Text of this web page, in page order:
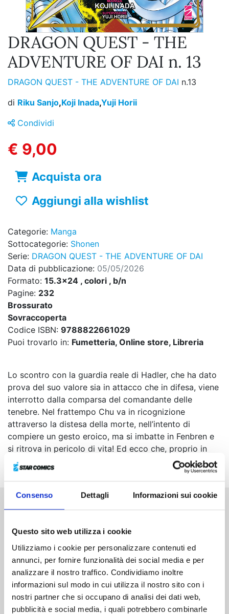
Consenso Dettagli Informazioni sui cookie
Questo sito web utilizza i cookie
Utilizziamo i cookie per personalizzare contenuti ed
annunci, per fornire funzionalità dei social media e per
analizzare il nostro traffico. Condividiamo inoltre
informazioni sul modo in cui utilizza il nostro sito con i
nostri partner che si occupano di analisi dei dati web,
pubblicità e social media, i quali potrebbero combinarle
DRAGON QUEST - THE
ADVENTURE OF DAI n. 13
DRAGON QUEST - THE ADVENTURE OF DAI n.13
di Riku Sanjo,Koji Inada,Yuji Horii
Condividi
€ 9,00
Acquista ora
Aggiungi alla wishlist
Categorie: Manga
Sottocategorie: Shonen
Serie: DRAGON QUEST - THE ADVENTURE OF DAI
Data di pubblicazione: 05/05/2026
Formato: 15.3x24 , colori , b/n
Pagine: 232
Brossurato
Sovraccoperta
Codice ISBN: 9788822661029
Puoi trovarlo in: Fumetteria, Online store, Libreria
Lo scontro con la guardia reale di Hadler, che ha dato
prova del suo valore sia in attacco che in difesa, viene
interrotto dalla comparsa del comandante delle
tenebre. Nel frattempo Chu va in ricognizione
attraverso la distesa della morte, nell’intento di
compiere un gesto eroico, ma si imbatte in Fenbren e
si ritrova in pericolo di vita! Ed ecco che, proprio in
quel frangente, appare qualcuno...